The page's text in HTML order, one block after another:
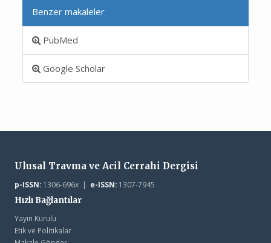
Benzer makaleler
PubMed
Google Scholar
Ulusal Travma ve Acil Cerrahi Dergisi
p-ISSN:1306-696x | e-ISSN:1307-7945
Hızlı Bağlantılar
Yayın Kurulu
Etik ve Politikalar